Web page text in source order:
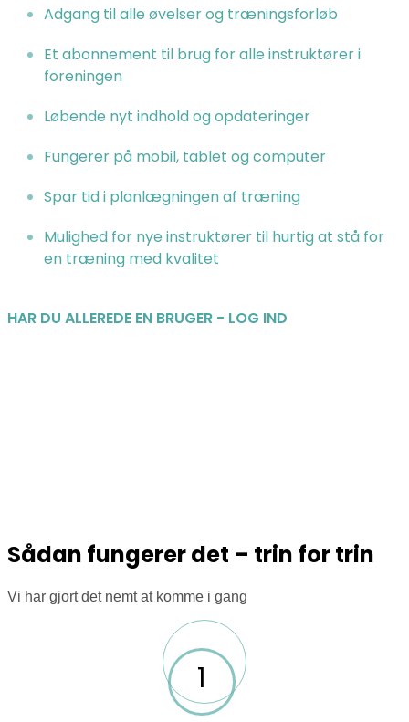
Adgang til alle øvelser og træningsforløb
Et abonnement til brug for alle instruktører i
foreningen
Løbende nyt indhold og opdateringer
Fungerer på mobil, tablet og computer
Spar tid i planlægningen af træning
Mulighed for nye instruktører til hurtig at stå for
en træning med kvalitet
HAR DU ALLEREDE EN BRUGER - LOG IND
Sådan fungerer det – trin for trin
Vi har gjort det nemt at komme i gang
1